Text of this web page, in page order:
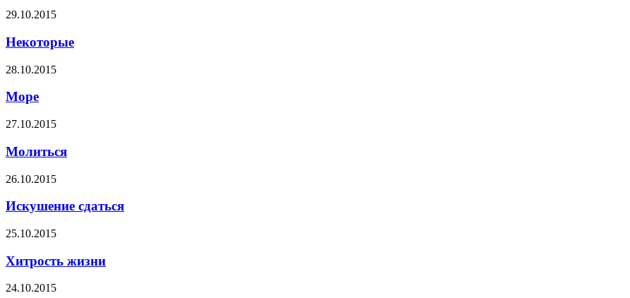
29.10.2015
Некоторые
28.10.2015
Море
27.10.2015
Молиться
26.10.2015
Искушение сдаться
25.10.2015
Хитрость жизни
24.10.2015